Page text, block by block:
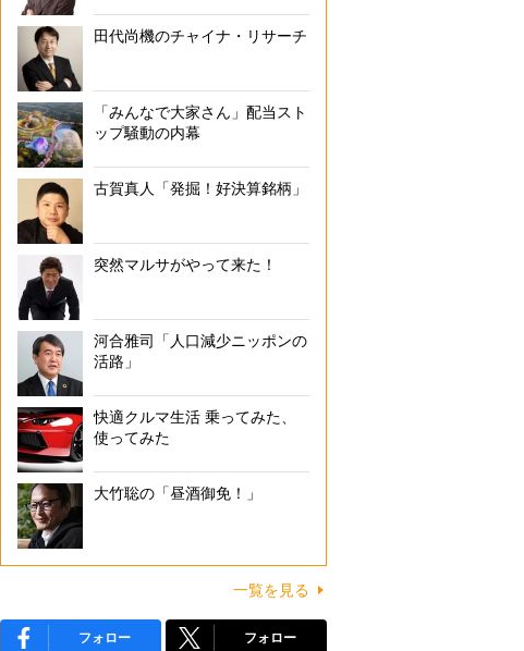
田代尚機のチャイナ・リサーチ
「みんなで大家さん」配当スト
ップ騒動の内幕
古賀真人「発掘！好決算銘柄」
突然マルサがやって来た！
河合雅司「人口減少ニッポンの
活路」
快適クルマ生活 乗ってみた、
使ってみた
大竹聡の「昼酒御免！」
一覧を見る
フォロー フォロー